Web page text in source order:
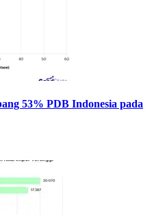
53% PDB Indonesia pada